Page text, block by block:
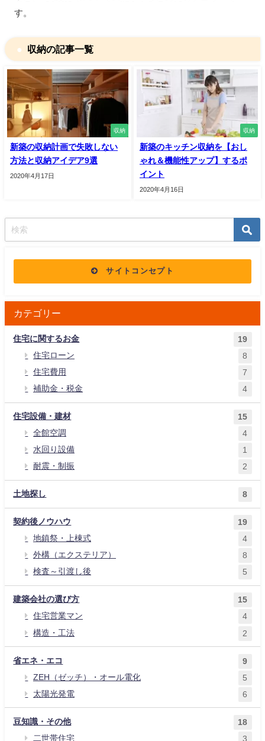
す。
収納の記事一覧
収納
新築の収納計画で失敗しない
方法と収納アイデア9選
2020年4月17日
収納
新築のキッチン収納を【おし
ゃれ＆機能性アップ】するポ
イント
2020年4月16日
サイトコンセプト
カテゴリー
住宅に関するお金
19
住宅ローン
8
住宅費用
7
補助金・税金
4
住宅設備・建材
15
全館空調
4
水回り設備
1
耐震・制振
2
土地探し 8
契約後ノウハウ
19
地鎮祭・上棟式
4
外構（エクステリア）
8
検査～引渡し後
5
建築会社の選び方
15
住宅営業マン
4
構造・工法
2
省エネ・エコ
9
ZEH（ゼッチ）・オール電化
5
太陽光発電
6
豆知識・その他
18
二世帯住宅
3